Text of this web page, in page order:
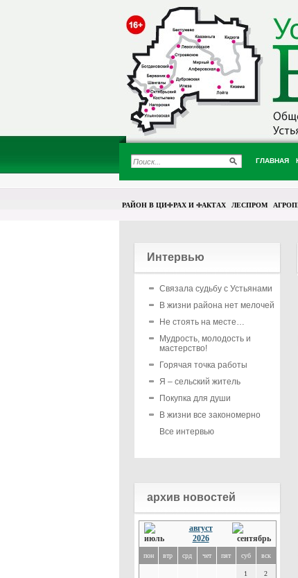
ГЛАВНАЯ
РАЙОН В ЦИФРАХ И ФАКТАХ ЛЕСПРОМ
Интервью
Связала судьбу с Устьянами
В жизни района нет мелочей
Не стоять на месте…
Мудрость, молодость и
мастерство!
Горячая точка работы
Я – сельский житель
Покупка для души
В жизни все закономерно
Все интервью
архив новостей
август
2026
пон втр срд чет пят суб вск
1 2